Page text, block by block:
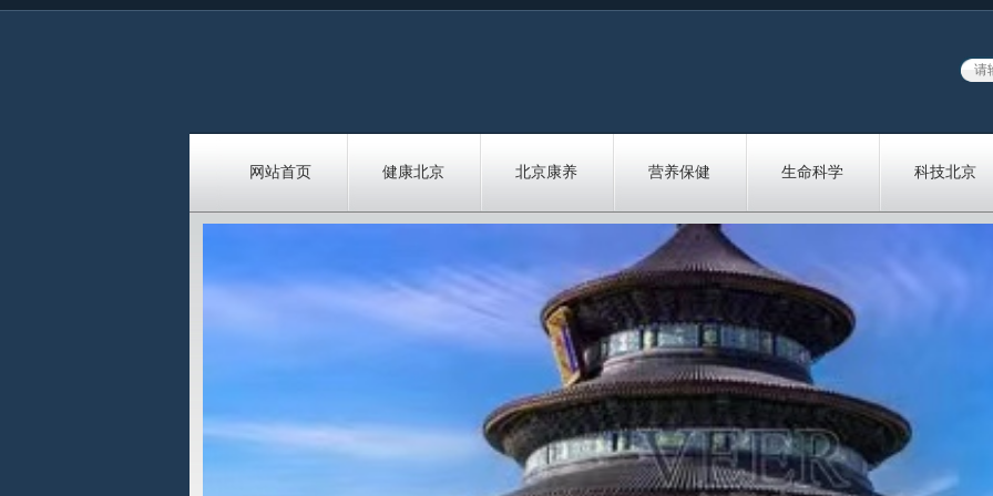
网站首页 健康北京 北京康养 营养保健 生命科学 科技北京